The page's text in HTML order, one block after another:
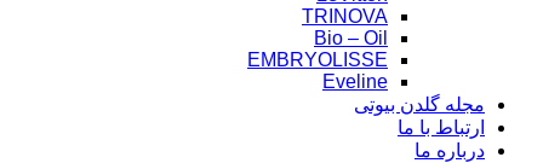
TRINOVA
Bio – Oil
EMBRYOLISSE
Eveline
مجله گلدن بیوتی
ارتباط با ما
درباره ما